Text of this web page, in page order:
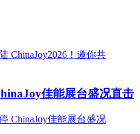
佳能展台盛况直击